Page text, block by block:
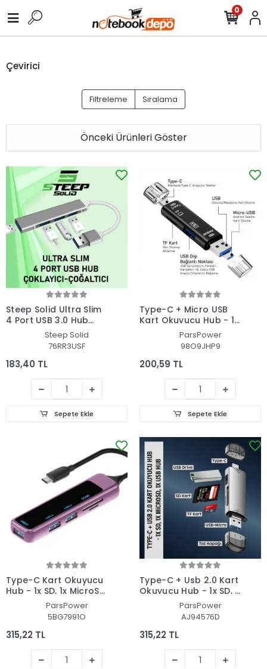
0
Çevirici
Filtreleme Sıralama
Önceki Ürünleri Göster
Steep Solid Ultra Slim
4 Port USB 3.0 Hub
Çoklayıcı - Çoğaltıcı
Steep Solid
76RR3USF
183,40 TL
Sepete Ekle
Type-C + Micro USB
Kart Okuyucu Hub - 1x
MicroSD, 1x USB Hub D-
ParsPower
98O9JHP9
200,59 TL
Sepete Ekle
Type-C Kart Okuyucu
Hub - 1x SD, 1x MicroSD,
3x USB Hub D-388
ParsPower
5BG7991O
315,22 TL
Type-C + Usb 2.0 Kart
Okuyucu Hub - 1x SD, 1x
MicroSD, 1x USB Hub D-
ParsPower
AJ94576D
315,22 TL